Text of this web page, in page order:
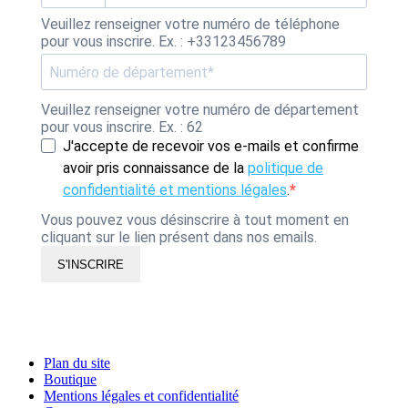
Veuillez renseigner votre numéro de téléphone
pour vous inscrire. Ex. : +33123456789
Veuillez renseigner votre numéro de département
pour vous inscrire. Ex. : 62
J'accepte de recevoir vos e-mails et confirme
avoir pris connaissance de la politique de
confidentialité et mentions légales.
Vous pouvez vous désinscrire à tout moment en
cliquant sur le lien présent dans nos emails.
S'INSCRIRE
Plan du site
Boutique
Mentions légales et confidentialité